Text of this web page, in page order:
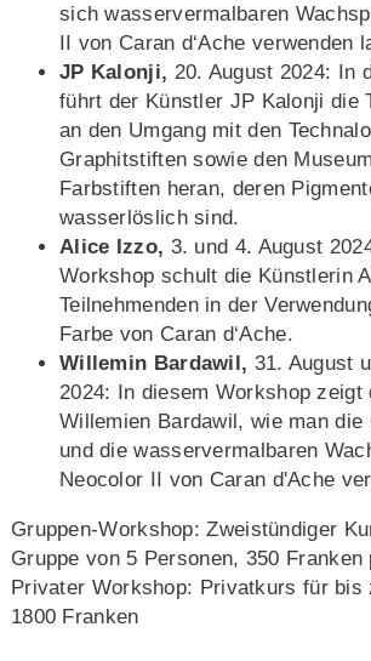
sich wasservermalbaren
II von Caran d‘Ache verwenden
JP Kalonji, 20. August 2024: In
führt der Künstler JP Kalonji die
an den Umgang mit den
Graphitstiften sowie den
Farbstiften heran, deren
wasserlöslich sind.
Alice Izzo, 3. und 4. August
Workshop schult die Künstlerin
Teilnehmenden in der
Farbe von Caran d‘Ache.
Willemin Bardawil, 31. August
2024: In diesem Workshop zeigt
Willemien Bardawil, wie man die
und die wasservermalbaren
Neocolor II von Caran d'Ache
Gruppen-Workshop: Zweistündiger
Gruppe von 5 Personen, 350 Franken
Privater Workshop: Privatkurs für bis
1800 Franken